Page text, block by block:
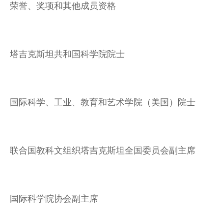
荣誉、奖项和其他成员资格
塔吉克斯坦共和国科学院院士
国际科学、工业、教育和艺术学院（美国）院士
联合国教科文组织塔吉克斯坦全国委员会副主席
国际科学院协会副主席